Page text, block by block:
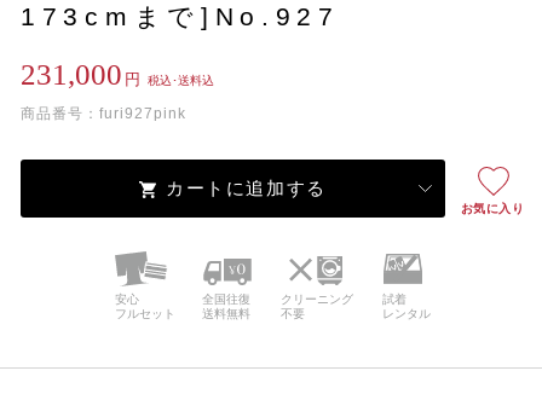
173cmまで]No.927
231,000 円 税込･送料込
商品番号：furi927pink
カートに追加する
お気に入り
安心
フルセット
全国往復
送料無料
クリーニング
不要
試着
レンタル